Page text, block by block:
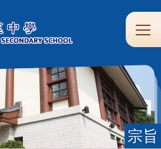
Main
圖
書
園
道
宗旨